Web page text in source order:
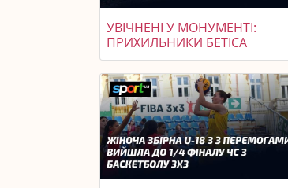
УВІЧНЕНІ У МОНУМЕНТІ:
ПРИХИЛЬНИКИ БЕТІСА